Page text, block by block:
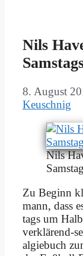
Nils
8. August
Keuschnig
Nils
Zu Be­ginn
mann, dass
tags um
ver­klä­rend-
al­gie­buch